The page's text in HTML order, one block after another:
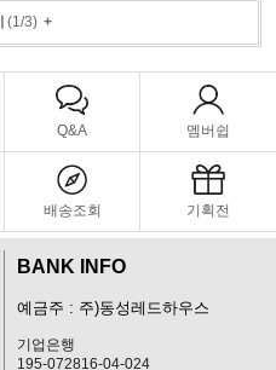
(1/3)+
Q&A 멤버쉽
배송조회 기획전
BANK INFO
예금주 : 주)동성레드하우스
기업은행
195-072816-04-024